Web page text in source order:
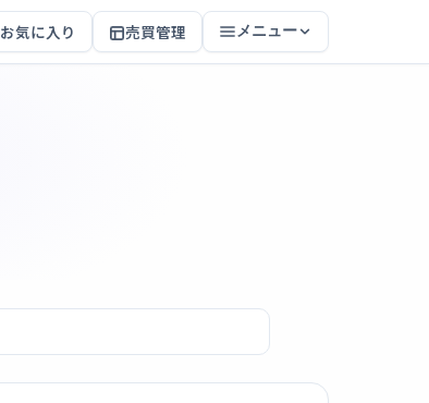
お気に入り 売買管理 メニュー